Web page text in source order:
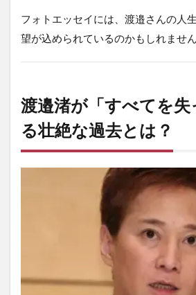
フォトエッセイには、渡邉さんの人
望が込められているのかもしれません
渡邉渚が「すべてを
る壮絶な過去とは？